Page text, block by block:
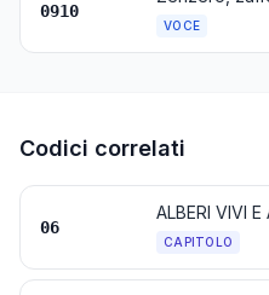
0910
VOCE
Codici correlati
06
CAPITOLO